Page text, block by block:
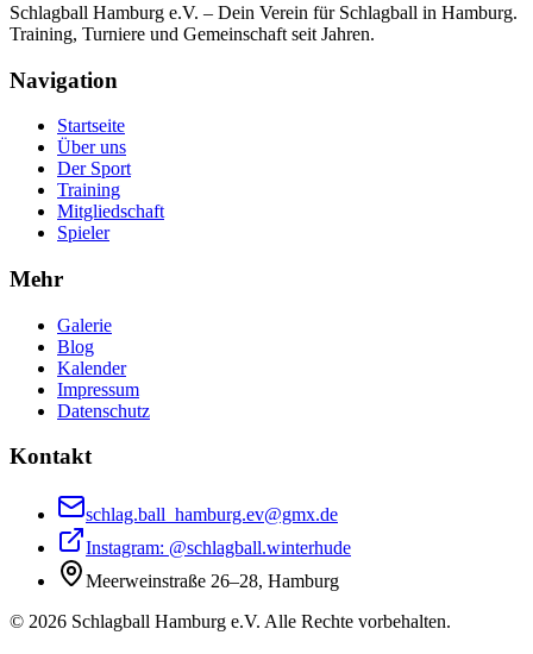
Schlagball Hamburg e.V. – Dein Verein für Schlagball in Hamburg.
Training, Turniere und Gemeinschaft seit Jahren.
Navigation
Startseite
Über uns
Der Sport
Training
Mitgliedschaft
Spieler
Mehr
Galerie
Blog
Kalender
Impressum
Datenschutz
Kontakt
schlag.ball_hamburg.ev@gmx.de
Instagram: @schlagball.winterhude
Meerweinstraße 26–28, Hamburg
© 2026 Schlagball Hamburg e.V. Alle Rechte vorbehalten.